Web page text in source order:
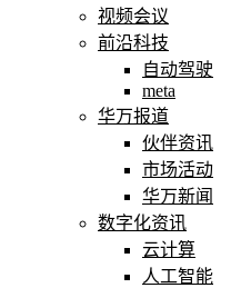
视频会议
前沿科技
自动驾驶
meta
华万报道
伙伴资讯
市场活动
华万新闻
数字化资讯
云计算
人工智能